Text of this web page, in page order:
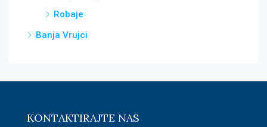
Robaje
Banja Vrujci
KONTAKTIRAJTE NAS